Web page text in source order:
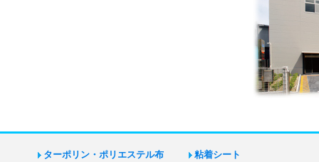
ターポリン・ポリエステル布
粘着シート